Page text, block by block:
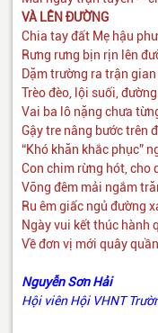
VÀ LÊN ĐƯỜNG
Chia tay đất Mẹ hậu
Rưng rưng bịn rịn lên
Dặm trường ra trận
Trèo đèo, lội suối,
Vai ba lô nặng chưa
Gậy tre nâng bước trên
“Khó khăn khắc phục”
Con chim rừng hót, cho
Võng đêm mải ngắm
Ru êm giấc ngủ đường
Ngày vui kết thúc hành
Về đơn vị mới quây
Nguyễn Sơn Hải
Hội viên Hội VHNT